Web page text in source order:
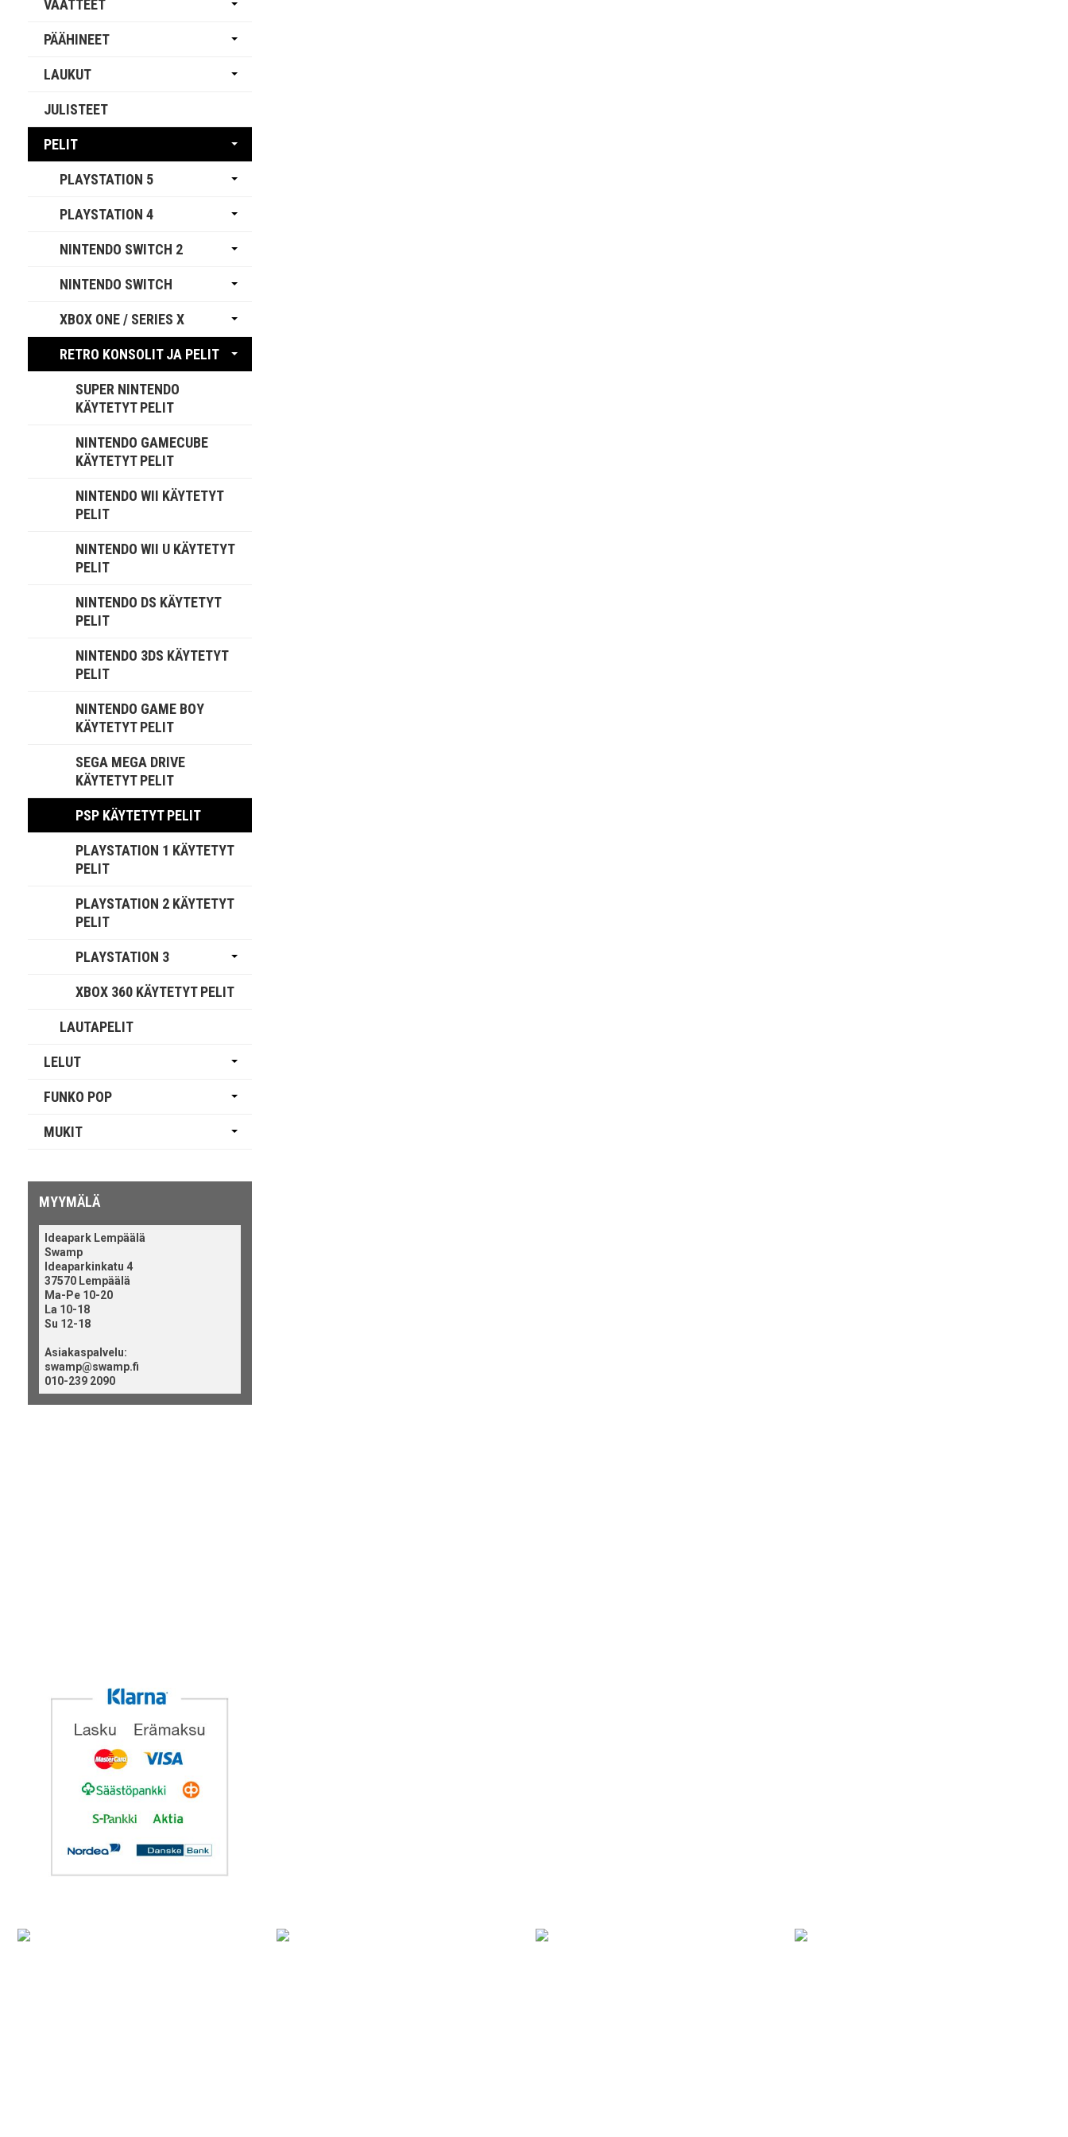
VAATTEET
PÄÄHINEET
LAUKUT
JULISTEET
PELIT
PLAYSTATION 5
PLAYSTATION 4
NINTENDO SWITCH 2
NINTENDO SWITCH
XBOX ONE / SERIES X
RETRO KONSOLIT JA PELIT
SUPER NINTENDO
KÄYTETYT PELIT
NINTENDO GAMECUBE
KÄYTETYT PELIT
NINTENDO WII KÄYTETYT
PELIT
NINTENDO WII U KÄYTETYT
PELIT
NINTENDO DS KÄYTETYT
PELIT
NINTENDO 3DS KÄYTETYT
PELIT
NINTENDO GAME BOY
KÄYTETYT PELIT
SEGA MEGA DRIVE
KÄYTETYT PELIT
PSP KÄYTETYT PELIT
PLAYSTATION 1 KÄYTETYT
PELIT
PLAYSTATION 2 KÄYTETYT
PELIT
PLAYSTATION 3
XBOX 360 KÄYTETYT PELIT
LAUTAPELIT
LELUT
FUNKO POP
MUKIT
MYYMÄLÄ
Ideapark Lempäälä
Swamp
Ideaparkinkatu 4
37570 Lempäälä
Ma-Pe 10-20
La 10-18
Su 12-18
Asiakaspalvelu:
swamp@swamp.fi
010-239 2090